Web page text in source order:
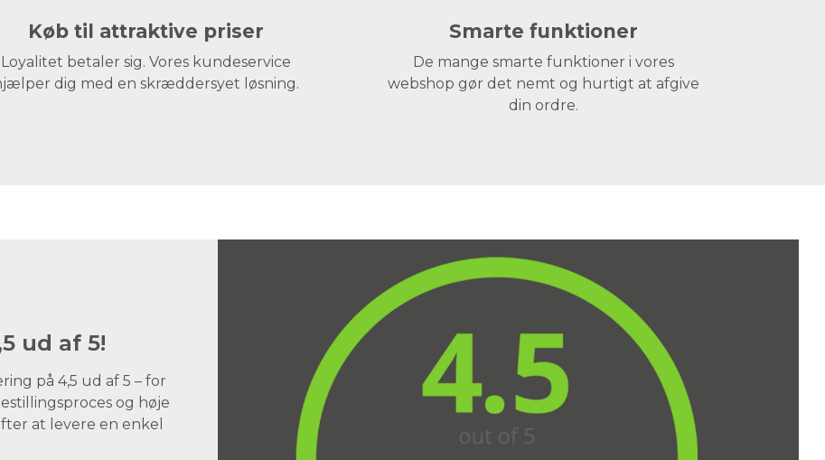
Køb til attraktive priser
Loyalitet betaler sig. Vores kundeservice
dig med en skræddersyet løsning.
Smarte funktioner
De mange smarte funktioner i vores
webshop gør det nemt og hurtigt at afgive
din ordre.
ud af 5!
på 4,5 ud af 5 – for
og høje
at levere en enkel